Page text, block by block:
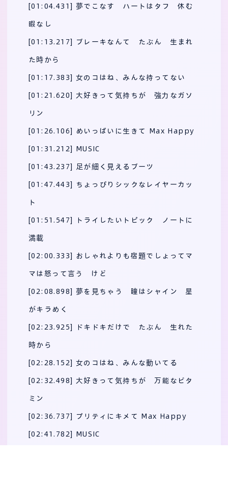
[01:04.431] 夢でこなす ハートはタフ 休む
暇なし
[01:13.217] ブレーキなんて たぶん 生まれ
た時から
[01:17.383] 女のコはね、みんな持ってない
[01:21.620] 大好きって気持ちが 強力なガソ
リン
[01:26.106] めいっぱいに生きて Max Happy
[01:31.212] MUSIC
[01:43.237] 足が細く見えるブーツ
[01:47.443] ちょっぴりシックなレイヤーカッ
ト
[01:51.547] トライしたいトピック ノートに
満載
[02:00.333] おしゃれよりも宿題でしょってマ
マは怒って言う けど
[02:08.898] 夢を見ちゃう 瞳はシャイン 星
がキラめく
[02:23.925] ドキドキだけで たぶん 生れた
時から
[02:28.152] 女のコはね、みんな動いてる
[02:32.498] 大好きって気持ちが 万能なビタ
ミン
[02:36.737] プリティにキメて Max Happy
[02:41.782] MUSIC